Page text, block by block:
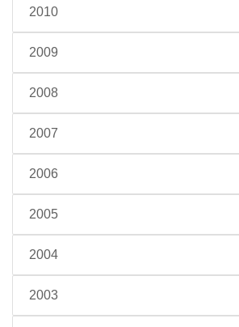
2010
2009
2008
2007
2006
2005
2004
2003